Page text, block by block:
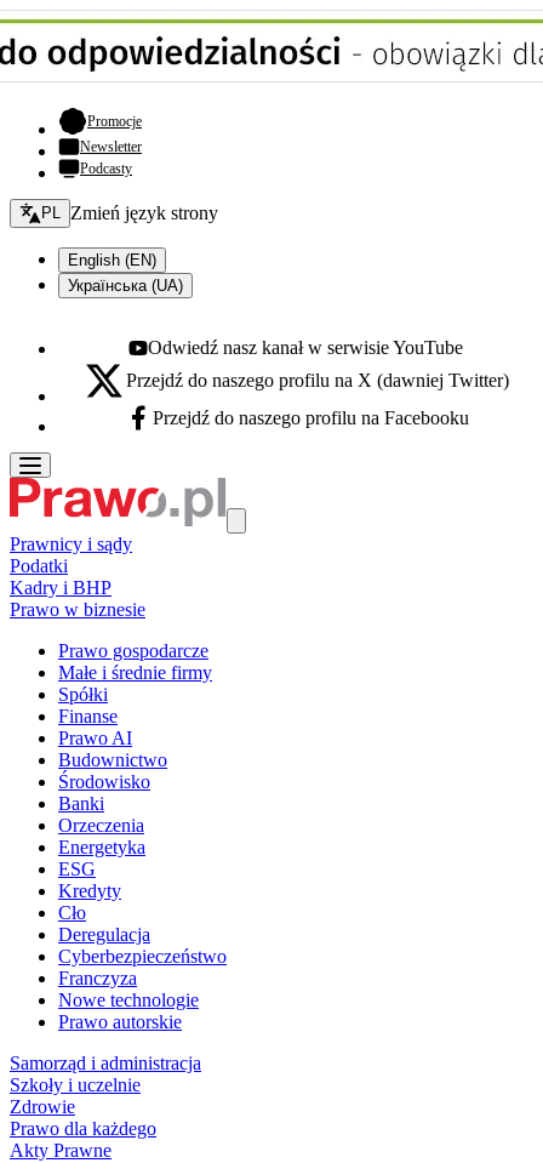
Promocje- otwiera się w nowej karcie
Newsletter
Podcasty
Zmień język - bieżący:
PL Zmień język strony
English (EN)
Українська (UA)
Youtube - otwiera się w nowej karcie
Odwiedź nasz kanał w serwisie YouTube
X - otwiera się w nowej karcie
Przejdź do naszego profilu na X (dawniej Twitter)
Facebook - otwiera się w nowej karcie
Przejdź do naszego profilu na Facebooku
Prawnicy i sądy
Podatki
Kadry i BHP
Prawo w biznesie
Prawo gospodarcze
Małe i średnie firmy
Spółki
Finanse
Prawo AI
Budownictwo
Środowisko
Banki
Orzeczenia
Energetyka
ESG
Kredyty
Cło
Deregulacja
Cyberbezpieczeństwo
Franczyza
Nowe technologie
Prawo autorskie
Samorząd i administracja
Szkoły i uczelnie
Zdrowie
Prawo dla każdego
Akty Prawne